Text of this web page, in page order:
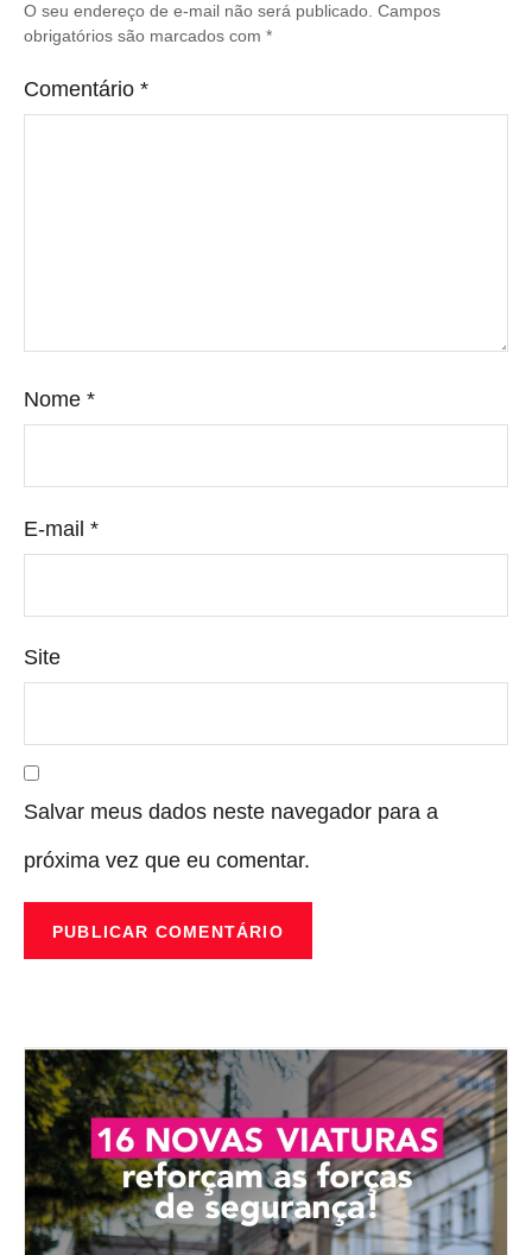
O seu endereço de e-mail não será publicado. Campos
obrigatórios são marcados com *
Comentário *
Nome *
E-mail *
Site
Salvar meus dados neste navegador para a
próxima vez que eu comentar.